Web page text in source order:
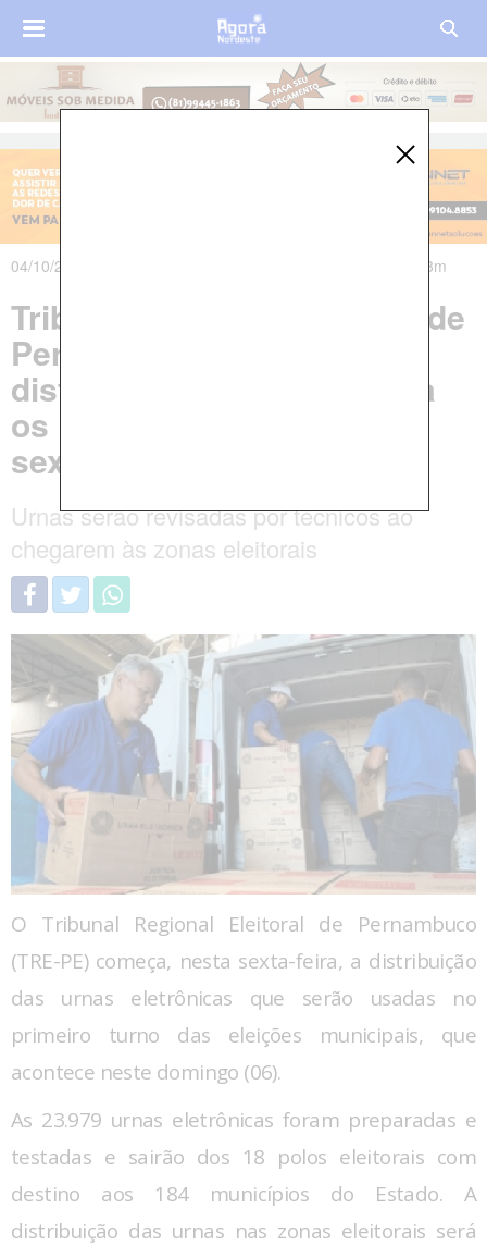
04/10/2024 às 11h38m - Atualizado em 04/10/2024 às 12h33m
Tribunal Regional Eleitoral de
Pernambuco inicia
distribuição das urnas para
os locais de votação nesta
sexta
Urnas serão revisadas por técnicos ao
chegarem às zonas eleitorais
O Tribunal Regional Eleitoral de Pernambuco
(TRE-PE) começa, nesta sexta-feira, a distribuição
das urnas eletrônicas que serão usadas no
primeiro turno das eleições municipais, que
acontece neste domingo (06).
As 23.979 urnas eletrônicas foram preparadas e
testadas e sairão dos 18 polos eleitorais com
destino aos 184 municípios do Estado. A
distribuição das urnas nas zonas eleitorais será